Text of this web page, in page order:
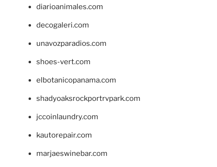
diarioanimales.com
decogaleri.com
unavozparadios.com
shoes-vert.com
elbotanicopanama.com
shadyoaksrockportrvpark.com
jccoinlaundry.com
kautorepair.com
marjaeswinebar.com